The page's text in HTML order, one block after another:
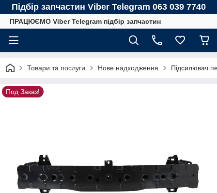
Підбір запчастин Viber Telegram 063 039 7740
ПРАЦЮЄМО Viber Telegram підбір запчастин
Товари та послуги Нове надходження Підсилювач
Под Заказ!